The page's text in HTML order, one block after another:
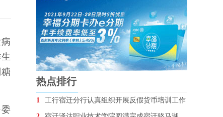
热点排行
1 工行宿迁分行认真组织开展反假货币培训工作